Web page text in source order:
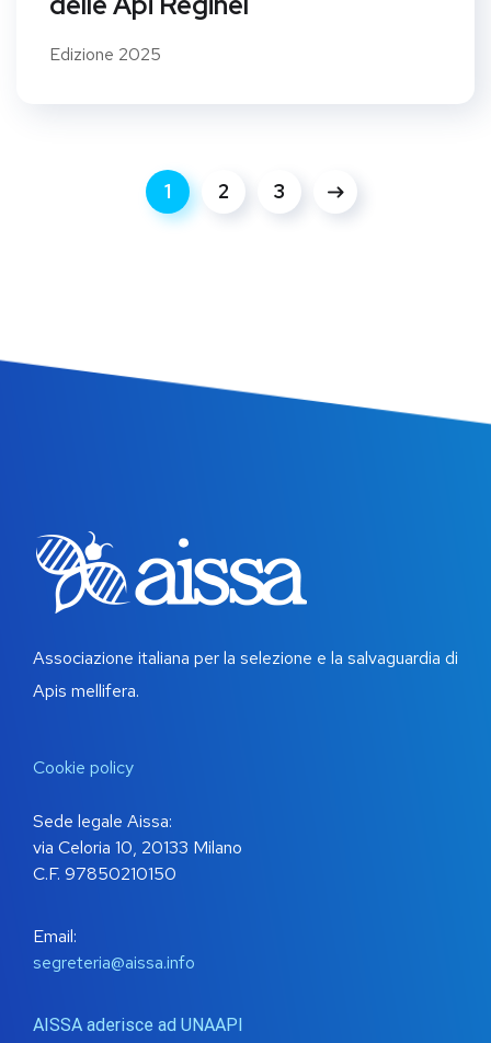
Edizione 2025
1 2 3
Associazione italiana per la selezione e la salvaguardia di
Apis mellifera.
Cookie policy
Sede legale Aissa:
via Celoria 10, 20133 Milano
C.F. 97850210150
Email:
segreteria@aissa.info
AISSA aderisce ad UNAAPI